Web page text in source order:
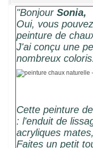
"BonjourSonia,
Oui, vous
peinture de
J'ai conçu une
nombreux coloris.
Cette peinture
: l'enduit de
acryliques
Faites un petit